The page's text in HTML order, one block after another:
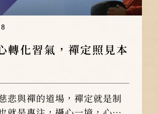
轉化習氣，禪定照見本
悲與禪的道場，禪定就是制